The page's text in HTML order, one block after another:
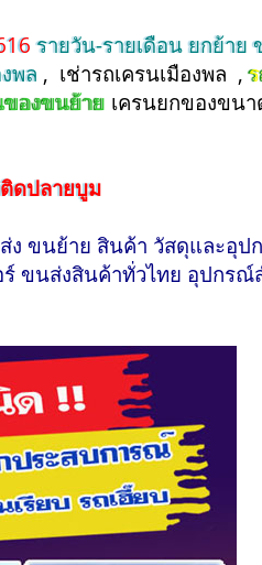
รายวัน-รายเดือน ยกย้า
พล , เช่ารถเครนเมืองพล ,
ของขนย้าย เครนยกของขน
ดปลายบูม
ส่ง ขนย้าย สินค้า วัสดุและอุ
ขนส่งสินค้าทั่วไทย อุปกรณ์